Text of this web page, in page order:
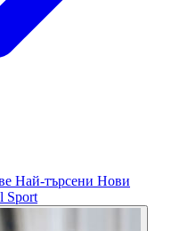
Най-търсени Нови
Sport